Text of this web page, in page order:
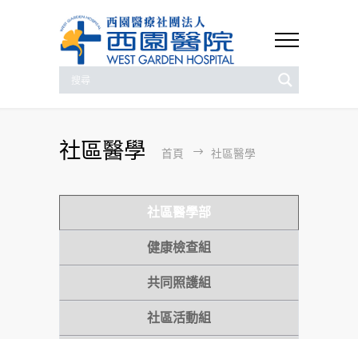
社區醫學 首頁 社區醫學
社區醫學部
健康檢查組
共同照護組
社區活動組